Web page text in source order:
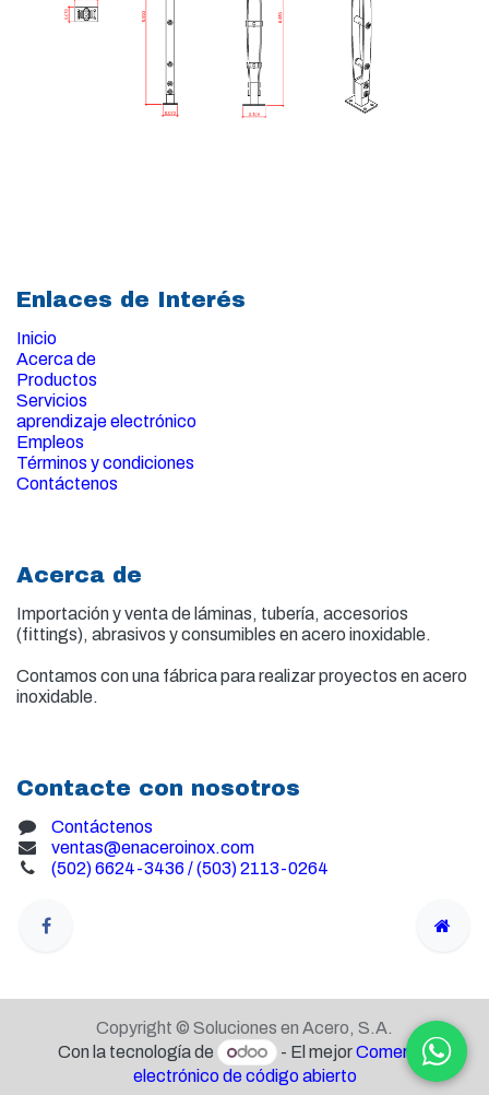
Enlaces de Interés
Inicio
Acerca de
Productos
Servicios
aprendizaje electrónico
Empleos
Términos y condiciones
Contáctenos
Acerca de
Importación y venta de láminas, tubería, accesorios
(fittings), abrasivos y consumibles en acero inoxidable.
Contamos con una fábrica para realizar proyectos en acero
inoxidable.
Contacte con nosotros
Contáctenos
ventas@enaceroinox.com
(502) 6624-3436 / (503) 2113-0264
Copyright © Soluciones en Acero, S.A.
Con la tecnología de
- El mejorComercio
electrónico de código abierto